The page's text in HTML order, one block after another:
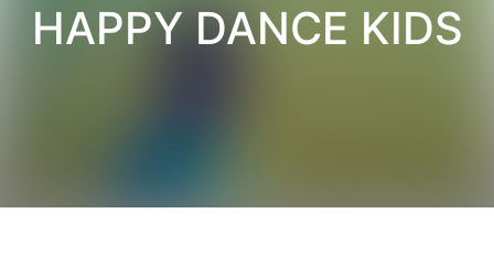
HAPPY DANCE KIDS